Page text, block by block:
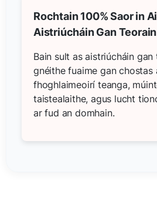
Rochtain 100% Saor in
Aistriúcháin Gan
Bain sult as aistriúcháin gan
gnéithe fuaime gan chostas
fhoghlaimeoirí teanga,
taistealaithe, agus lucht
ar fud an domhain.